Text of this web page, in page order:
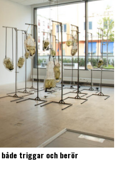
både triggar och berör